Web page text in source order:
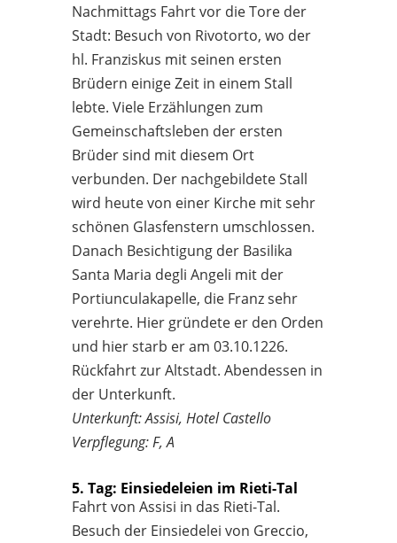
Nachmittags Fahrt vor die Tore der
Stadt: Besuch von Rivotorto, wo der
hl. Franziskus mit seinen ersten
Brüdern einige Zeit in einem Stall
lebte. Viele Erzählungen zum
Gemeinschaftsleben der ersten
Brüder sind mit diesem Ort
verbunden. Der nachgebildete Stall
wird heute von einer Kirche mit sehr
schönen Glasfenstern umschlossen.
Danach Besichtigung der Basilika
Santa Maria degli Angeli mit der
Portiunculakapelle, die Franz sehr
verehrte. Hier gründete er den Orden
und hier starb er am 03.10.1226.
Rückfahrt zur Altstadt. Abendessen in
der Unterkunft.
Unterkunft: Assisi, Hotel Castello
Verpflegung: F, A
5. Tag: Einsiedeleien im Rieti-Tal
Fahrt von Assisi in das Rieti-Tal.
Besuch der Einsiedelei von Greccio,